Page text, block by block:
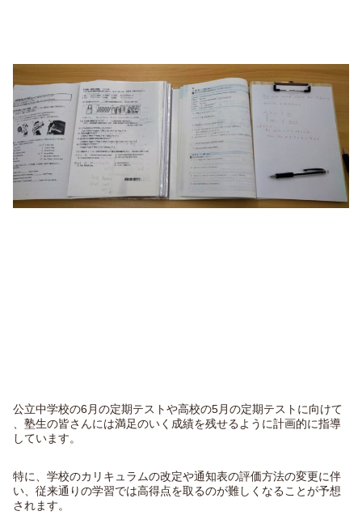
公立中学校の6月の定期テストや高校の5月の定期テストに向けて
塾生の皆さんには満足のいく成績を残せるように計画的に指導
しています。
特に、 学校のカリキュラムの改定や通知表の評価方法の変更に伴
い、 従来通りの学習では高得点を取るのが難しくなることが予想
されま す。